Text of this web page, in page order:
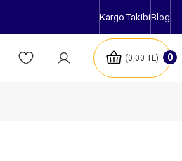
Kargo TakibiBlog
0
0,00 TL